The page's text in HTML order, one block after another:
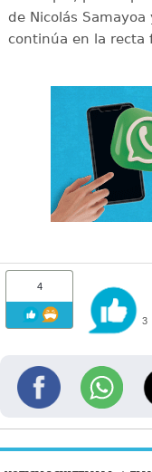
de Nicolás
continúa en la recta
4
3